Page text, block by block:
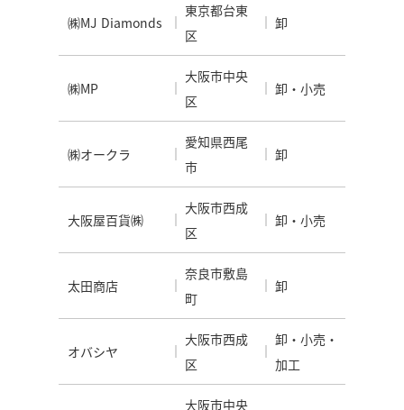
㈱MJ Diamonds
東京都台東
区
卸
㈱MP
大阪市中央
区
卸・小売
㈱オークラ
愛知県西尾
市
卸
大阪屋百貨㈱
大阪市西成
区
卸・小売
太田商店
奈良市敷島
町
卸
オバシヤ
大阪市西成
区
卸・小売・
加工
大阪市中央